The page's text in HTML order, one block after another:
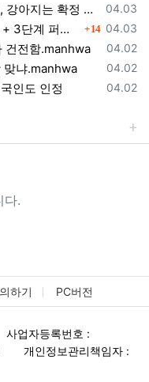
등록일
04.03
붉은사막-반려동물 친밀도 올리는 법, 강아지는 확정 고양이는 조건 확인
등록일
04.03
챕터9 퍼즐 막혔다면? 어비스 하늘길 + 3단계 퍼즐 공략 순서 정리 (길찾기 포함) 댓글
14
등록일
04.02
건전함.manhwa
등록일
04.02
맞냐.manhwa
등록일
04.02
인도 인정
다.
하기 PC버전
사업자등록번호 :
개인정보관리책임자 :